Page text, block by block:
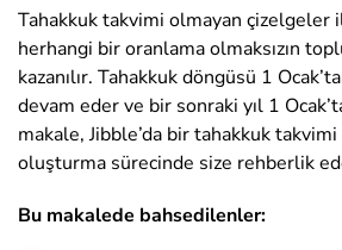
Tahakkuk takvimi olmayan çizelgeler
herhangi bir oranlama olmaksızın
kazanılır. Tahakkuk döngüsü 1
devam eder ve bir sonraki yıl 1
makale, Jibble’da bir tahakkuk
oluşturma sürecinde size rehberlik
Bu makalede bahsedilenler: